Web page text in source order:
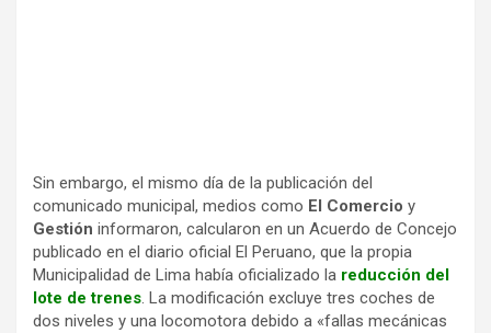
Sin embargo, el mismo día de la publicación del
comunicado municipal, medios como El Comercio y
Gestión informaron, calcularon en un Acuerdo de Concejo
publicado en el diario oficial El Peruano, que la propia
Municipalidad de Lima había oficializado la reducción del
lote de trenes. La modificación excluye tres coches de
dos niveles y una locomotora debido a «fallas mecánicas